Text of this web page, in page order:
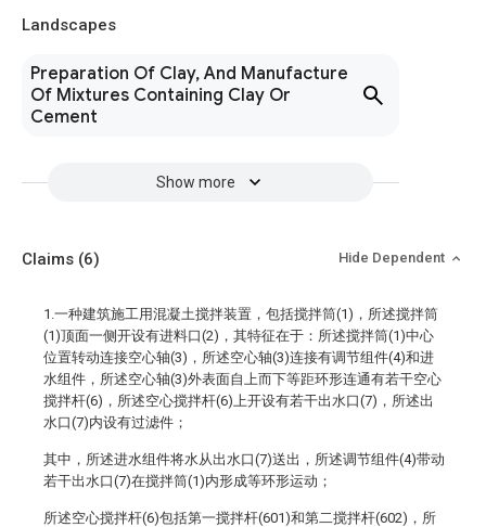
Landscapes
Preparation Of Clay, And Manufacture
Of Mixtures Containing Clay Or
Cement
Show more
Claims (6) Hide Dependent
1.一种建筑施工用混凝土搅拌装置，包括搅拌筒(1)，所述搅拌筒
(1)顶面一侧开设有进料口(2)，其特征在于：所述搅拌筒(1)中心
位置转动连接空心轴(3)，所述空心轴(3)连接有调节组件(4)和进
水组件，所述空心轴(3)外表面自上而下等距环形连通有若干空心
搅拌杆(6)，所述空心搅拌杆(6)上开设有若干出水口(7)，所述出
水口(7)内设有过滤件；
其中，所述进水组件将水从出水口(7)送出，所述调节组件(4)带动
若干出水口(7)在搅拌筒(1)内形成等环形运动；
所述空心搅拌杆(6)包括第一搅拌杆(601)和第二搅拌杆(602)，所